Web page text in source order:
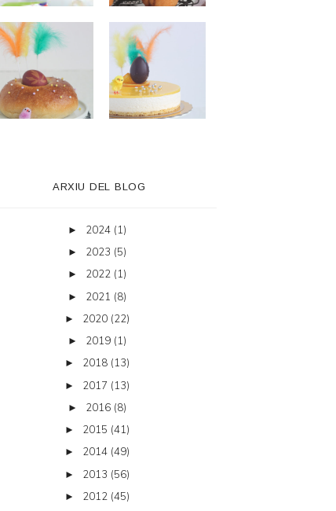
ARXIU DEL BLOG
► 2024 (1)
► 2023 (5)
► 2022 (1)
► 2021 (8)
► 2020 (22)
► 2019 (1)
► 2018 (13)
► 2017 (13)
► 2016 (8)
► 2015 (41)
► 2014 (49)
► 2013 (56)
► 2012 (45)